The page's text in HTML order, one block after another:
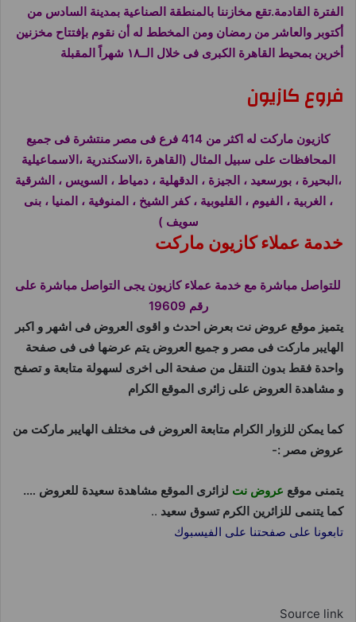
الفترة القادمة.تقع مخازننا بالمنطقة الصناعية بمدينة السادس من
أكتوبر والعاشر من رمضان ومن المخطط له أن نقوم بإفتتاح مخزنين
أخرين بمحيط القاهرة الكبرى فى خلال الــ١٨ شهراً المقبلة
فروع كازيون
كازيون ماركت له اكثر من 414 فرع فى مصر منتشرة فى جميع
المحافظات على سبيل المثال (القاهرة ،الاسكندرية ،الاسماعيلية
،البحيرة ، بورسعيد ، الجيزة ، الدقهلية ، دمياط ، السويس ، الشرقية
، الغربية ، الفيوم ، القليوبية ، كفر الشيخ ، المنوفية ، المنيا ، بنى
سويف )
خدمة عملاء كازيون ماركت
للتواصل مباشرة مع خدمة عملاء كازيون يجى التواصل مباشرة على
رقم 19609
يتميز موقع عروض نت بعرض احدث و اقوى العروض فى اشهر و اكبر
الهايبر ماركت فى مصر و جميع العروض يتم عرضها فى فى صفحة
واحدة فقط بدون التنقل من صفحة الى اخرى لسهولة متابعة و تصفح
و مشاهدة العروض على زائرى الموقع الكرام
كما يمكن للزوار الكرام متابعة العروض فى مختلف الهايبر ماركت من
عروض مصر :-
يتمنى موقع عروض نت لزائرى الموقع مشاهدة سعيدة للعروض ….
كما يتنمى للزائرين الكرم تسوق سعيد ..
تابعونا على صفحتنا على الفيسبوك
Source link